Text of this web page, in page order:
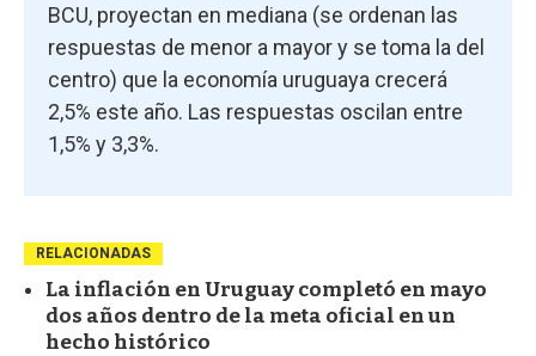
BCU, proyectan en mediana (se ordenan las
respuestas de menor a mayor y se toma la del
centro) que la economía uruguaya crecerá
2,5% este año. Las respuestas oscilan entre
1,5% y 3,3%.
RELACIONADAS
La inflación en Uruguay completó en mayo
dos años dentro de la meta oficial en un
hecho histórico